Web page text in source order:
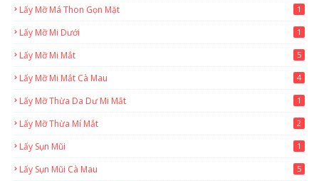
Lấy Mỡ Má Thon Gọn Mặt 1
Lấy Mỡ Mi Dưới 1
Lấy Mỡ Mi Mắt 5
Lấy Mỡ Mi Mắt Cà Mau 4
Lấy Mỡ Thừa Da Dư Mi Mắt 1
Lấy Mỡ Thừa Mí Mắt 2
Lấy Sụn Mũi 1
Lấy Sụn Mũi Cà Mau 5